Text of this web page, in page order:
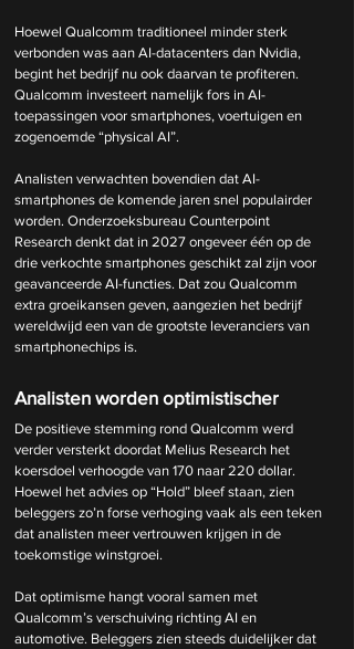
Hoewel Qualcomm traditioneel minder sterk
verbonden was aan AI-datacenters dan Nvidia,
begint het bedrijf nu ook daarvan te profiteren.
Qualcomm investeert namelijk fors in AI-
toepassingen voor smartphones, voertuigen en
zogenoemde “physical AI”.
Analisten verwachten bovendien dat AI-
smartphones de komende jaren snel populairder
worden. Onderzoeksbureau Counterpoint
Research denkt dat in 2027 ongeveer één op de
drie verkochte smartphones geschikt zal zijn voor
geavanceerde AI-functies. Dat zou Qualcomm
extra groeikansen geven, aangezien het bedrijf
wereldwijd een van de grootste leveranciers van
smartphonechips is.
Analisten worden optimistischer
De positieve stemming rond Qualcomm werd
verder versterkt doordat Melius Research het
koersdoel verhoogde van 170 naar 220 dollar.
Hoewel het advies op “Hold” bleef staan, zien
beleggers zo’n forse verhoging vaak als een teken
dat analisten meer vertrouwen krijgen in de
toekomstige winstgroei.
Dat optimisme hangt vooral samen met
Qualcomm’s verschuiving richting AI en
automotive. Beleggers zien steeds duidelijker dat